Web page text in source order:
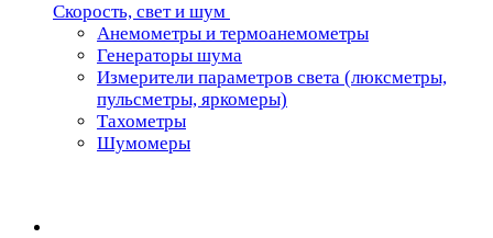
Скорость, свет и шум
Анемометры и термоанемометры
Генераторы шума
Измерители параметров света (люксметры,
пульсметры, яркомеры)
Тахометры
Шумомеры